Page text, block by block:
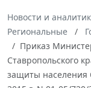
Новости и
Региональные
Приказ
Ставропольского
защиты населения